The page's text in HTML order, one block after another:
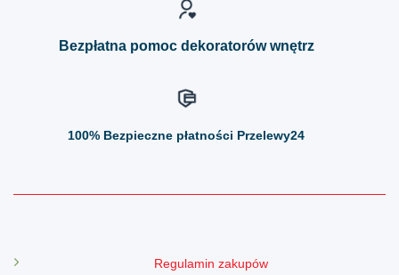
Bezpłatna pomoc dekoratorów wnętrz
100% Bezpieczne płatności Przelewy24
Regulamin zakupów